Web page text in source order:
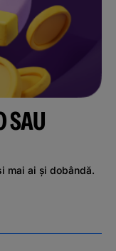
SAU
mai ai și dobândă.